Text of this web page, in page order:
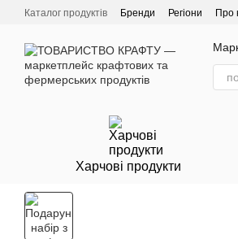
Перейти до основного контенту
Каталог продуктів Бренди Регіони Про
Харчові продукти